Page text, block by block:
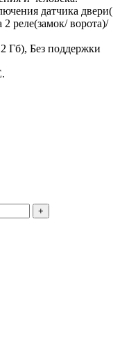
датчика двери(
реле(замок/ ворота)/
Гб), Без поддержки
+